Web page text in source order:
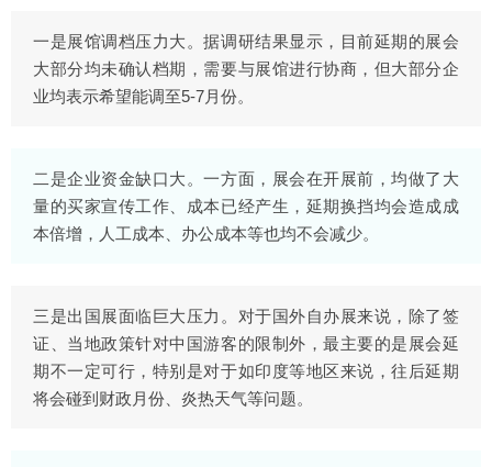
一是展馆调档压力大。据调研结果显示，目前延期的展会
大部分均未确认档期，需要与展馆进行协商，但大部分企
业均表示希望能调至5-7月份。
二是企业资金缺口大。一方面，展会在开展前，均做了大
量的买家宣传工作、成本已经产生，延期换挡均会造成成
本倍增，人工成本、办公成本等也均不会减少。
三是出国展面临巨大压力。对于国外自办展来说，除了签
证、当地政策针对中国游客的限制外，最主要的是展会延
期不一定可行，特别是对于如印度等地区来说，往后延期
将会碰到财政月份、炎热天气等问题。